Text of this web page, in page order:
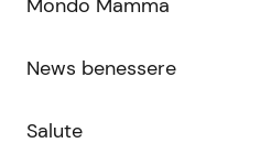
Mondo Mamma
News benessere
Salute